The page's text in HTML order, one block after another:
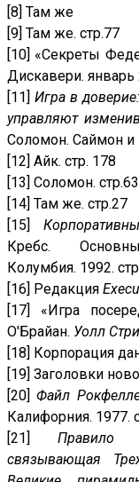
[8] Там же
[9] Там же. стр.77
[10] «Секреты
Дискавери. январь
[11]Игра в
управляют
Соломон. Саймон и
[12] Айк. стр. 178
[13] Соломон. стр.63
[14] Там же. стр.27
[15]
Кребс.
Колумбия. 1992.
[16] Редакция
[17] «Игра
О'Брайан. Уолл
[18] Корпорация
[19] Заголовки
[20]Файл
Калифорния. 1977.
[21] Правило
связывающая